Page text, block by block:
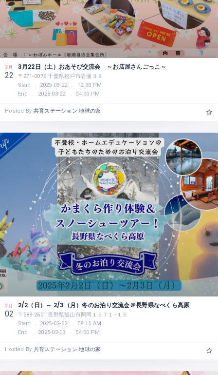
3月
22
3月22日（土）おあそび交流会 ～お店屋さんごっこ～
〒271-0076 千葉県松戸市岩瀬３８
Start
2025-03-22
12:30 PM
End
2025-03-22 04:00 PM
Hosted By 共育ステーション 地球の家
2月
02
2/2（日）～ 2/3（月）冬のお泊り交流会＠長野県なべくら高原
〒389-2601 長野県飯山市照岡１５７１−１５
Start
2025-02-02
08:15 AM
End
2025-02-03 04:00 PM
Hosted By 共育ステーション 地球の家